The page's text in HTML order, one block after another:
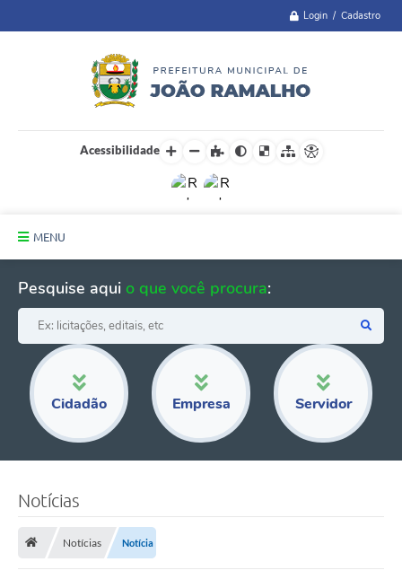
Login / Cadastro
Acessibilidade
MENU
A Cidade
Administração
Telefones Úteis
Educação
Pesquise aqui o que você procura:
Cidadão Empresa Servidor
Notícias
Notícias Notícia